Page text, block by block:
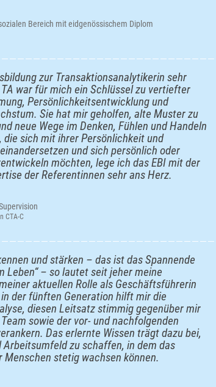
Bereich mit eidgenössischem Diplom
zur Transaktionsanalytikerin sehr
war für mich ein Schlüssel zu vertiefter
Persönlichkeitsentwicklung und
Sie hat mir geholfen, alte Muster zu
neue Wege im Denken, Fühlen und Handeln
die sich mit ihrer Persönlichkeit und
und sich persönlich oder
möchten, lege ich das EBI mit der
der Referentinnen sehr ans Herz.
CTA-C
und stärken – das ist das Spannende
Leben“ – so lautet seit jeher meine
aktuellen Rolle als Geschäftsführerin
der fünften Generation hilft mir die
diesen Leitsatz stimmig gegenüber mir
sowie der vor- und nachfolgenden
Das erlernte Wissen trägt dazu bei,
Arbeitsumfeld zu schaffen, in dem das
Menschen stetig wachsen können.